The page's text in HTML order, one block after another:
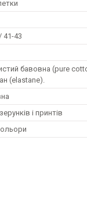
41-43
бавовна (pure
(elastane).
і принтів